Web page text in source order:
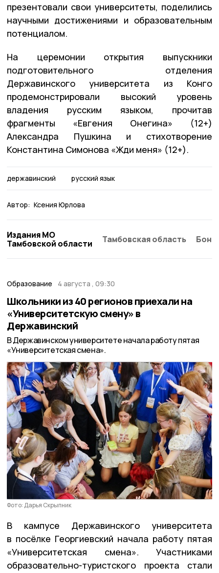
презентовали свои университеты, поделились
научными достижениями и образовательным
потенциалом.
На церемонии открытия выпускники
подготовительного отделения
Державинского университета из Конго
продемонстрировали высокий уровень
владения русским языком, прочитав
фрагменты «Евгения Онегина» (12+)
Александра Пушкина и стихотворение
Константина Симонова «Жди меня» (12+).
державинский русский язык
Автор: Ксения Юрлова
Издания МО
Тамбовской области
Тамбовская область
Образование 4 августа , 09:30
Школьники из 40 регионов приехали на
«Университетскую смену» в
Державинский
В Державинском университете начала работу пятая
«Университетская смена».
Фото: Дарья Скрыпник
В кампусе Державинского университета
в посёлке Георгиевский начала работу пятая
«Университетская смена». Участниками
образовательно-туристского проекта стали